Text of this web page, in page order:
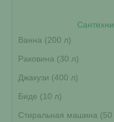
Ванна (200 л)
Раковина (30 л)
Джакузи (400 л)
Биде (10 л)
Стиральная машина (50